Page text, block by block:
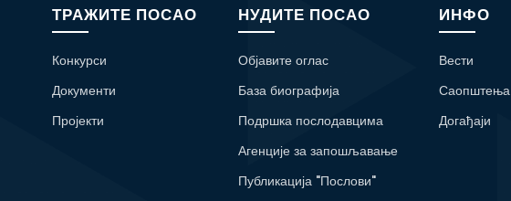
ТРАЖИТЕ ПОСАО
Конкурси
Документи
Пројекти
НУДИТЕ ПОСАО
Објавите оглас
База биографија
Подршка послодавцима
Агенције за запошљавање
Публикација "Послови"
ИНФО
Вести
Саопштења
Догађаји